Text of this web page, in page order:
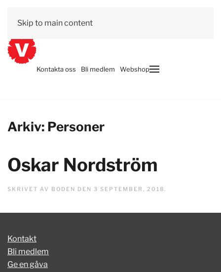
Skip to main content
Vår politik
Kontakta oss Bli medlem Webshop
Arkiv: Personer
Oskar Nordström
SKRIVET AV BODEN DEN 3 SEPTEMBER, 2018.
Kontakt
Bli medlem
Ge en gåva